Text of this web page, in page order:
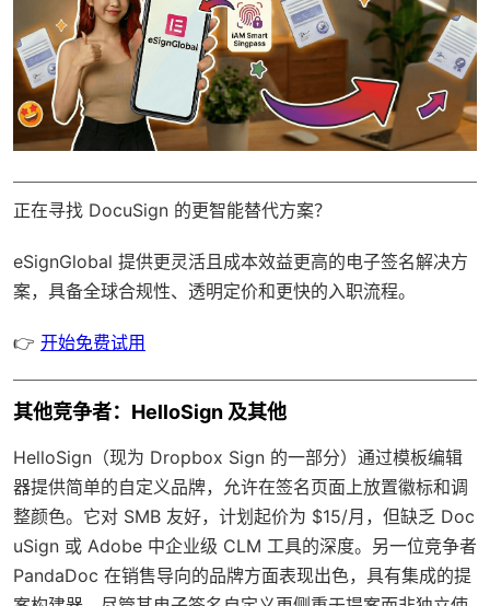
正在寻找 DocuSign 的更智能替代方案？
eSignGlobal 提供更灵活且成本效益更高的电子签名解决方
案，具备全球合规性、透明定价和更快的入职流程。
👉 开始免费试用
其他竞争者：HelloSign 及其他
HelloSign（现为 Dropbox Sign 的一部分）通过模板编辑
器提供简单的自定义品牌，允许在签名页面上放置徽标和调
整颜色。它对 SMB 友好，计划起价为 $15/月，但缺乏 Doc
uSign 或 Adobe 中企业级 CLM 工具的深度。另一位竞争者
PandaDoc 在销售导向的品牌方面表现出色，具有集成的提